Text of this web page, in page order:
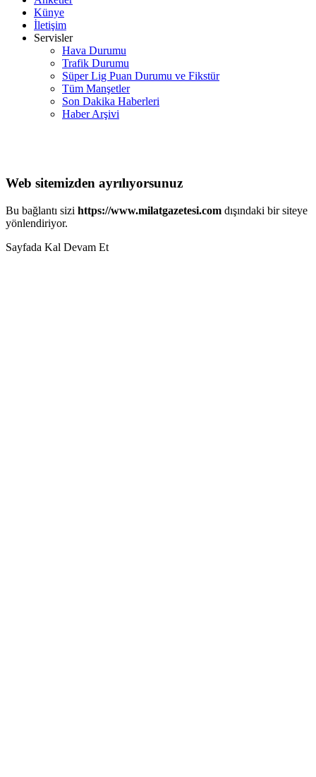
Künye
İletişim
Servisler
Hava Durumu
Trafik Durumu
Süper Lig Puan Durumu ve Fikstür
Tüm Manşetler
Son Dakika Haberleri
Haber Arşivi
Web sitemizden ayrılıyorsunuz
Bu bağlantı sizi https://www.milatgazetesi.com dışındaki bir siteye
yönlendiriyor.
Sayfada Kal Devam Et